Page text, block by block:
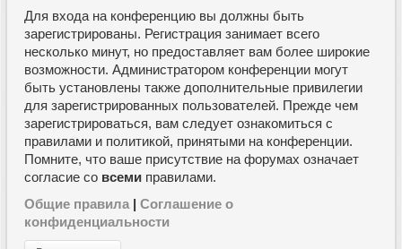
Для входа на конференцию вы должны быть
зарегистрированы. Регистрация занимает всего
несколько минут, но предоставляет вам более широкие
возможности. Администратором конференции могут
быть установлены также дополнительные привилегии
для зарегистрированных пользователей. Прежде чем
зарегистрироваться, вам следует ознакомиться с
правилами и политикой, принятыми на конференции.
Помните, что ваше присутствие на форумах означает
согласие со всеми правилами.
Общие правила | Соглашение о
конфиденциальности